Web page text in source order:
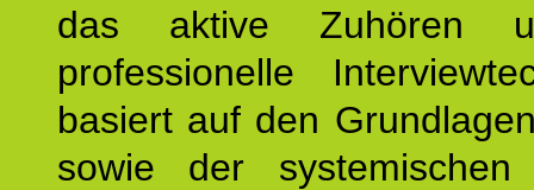
das aktive Zuhören
professionelle
basiert auf den
sowie der systemischen